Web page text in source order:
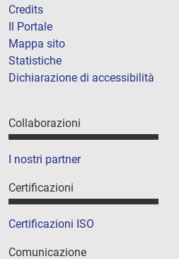
Credits
Il Portale
Mappa sito
Statistiche
Dichiarazione di accessibilità
Collaborazioni
I nostri partner
Certificazioni
Certificazioni ISO
Comunicazione